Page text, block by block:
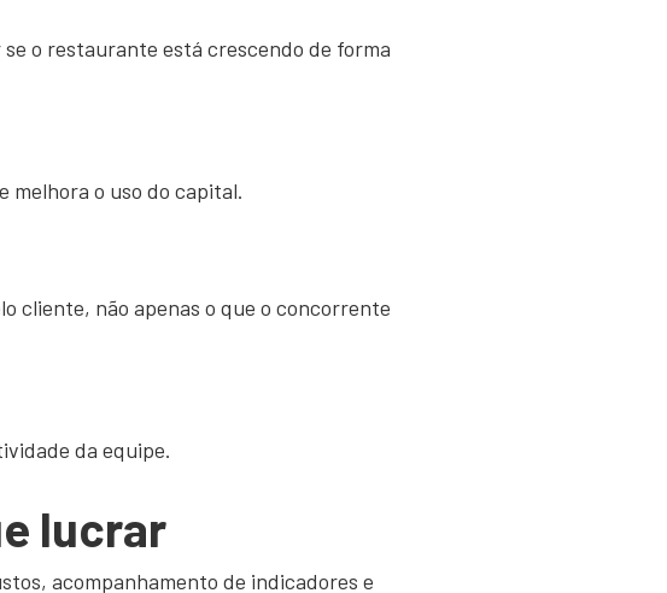
o restaurante está crescendo de forma
melhora o uso do capital.
cliente, não apenas o que o concorrente
da equipe.
lucrar
acompanhamento de indicadores e